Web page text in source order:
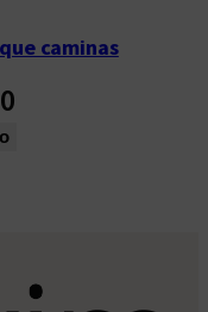
caminas